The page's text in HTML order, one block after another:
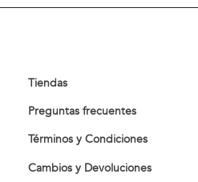
Tiendas
Preguntas frecuentes
Términos y Condiciones
Cambios y Devoluciones